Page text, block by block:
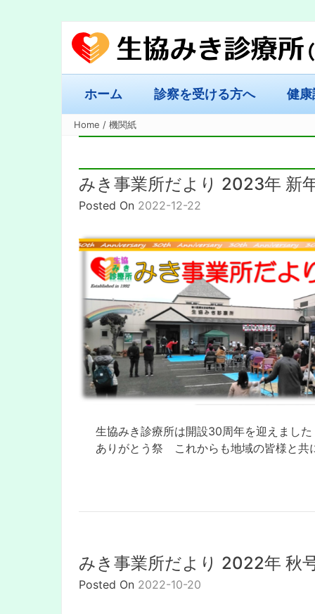
ホーム 診察を受ける方へ 健
Home / 機関紙
みき事業所だより 2023年 新
Posted On 2022-12-22
⽣協みき診療所は開設30周年を迎えました
ありがとう祭 これからも地域の皆様と共
みき事業所だより 2022年 秋
Posted On 2022-10-20